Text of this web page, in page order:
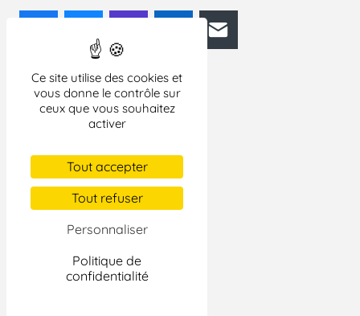
Ce site utilise des cookies et
vous donne le contrôle sur
ceux que vous souhaitez
activer
Tout accepter
Tout refuser
Personnaliser
Politique de
confidentialité
MastodonLinkedIn